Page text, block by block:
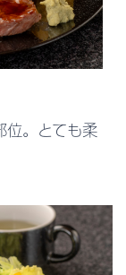
位。とても柔